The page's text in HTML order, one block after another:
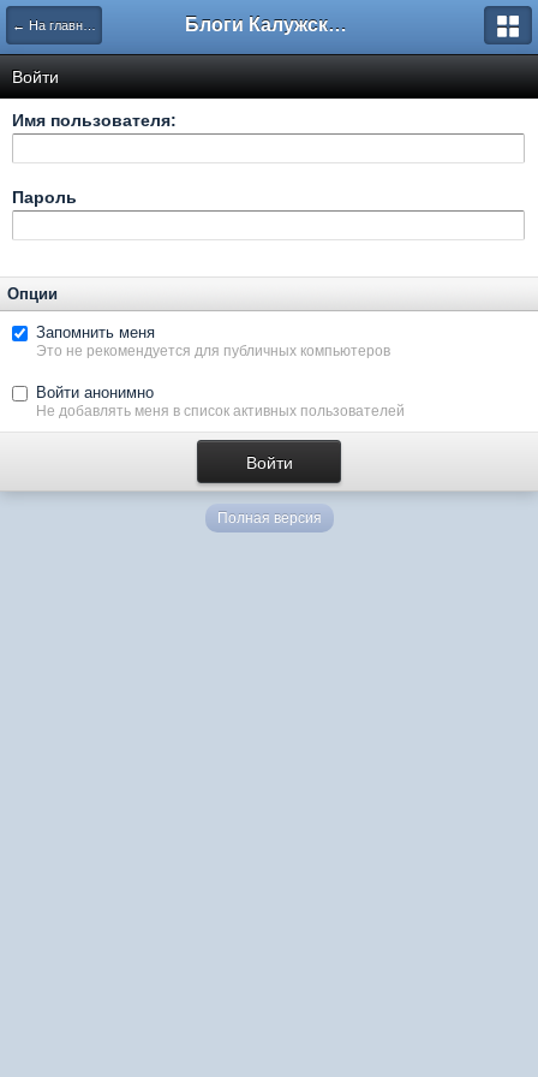
← На главную Блоги Калужского перекрестка
Войти
Имя пользователя:
Пароль
Опции
Запомнить меня
Это не рекомендуется для публичных компьютеров
Войти анонимно
Не добавлять меня в список активных пользователей
Полная версия